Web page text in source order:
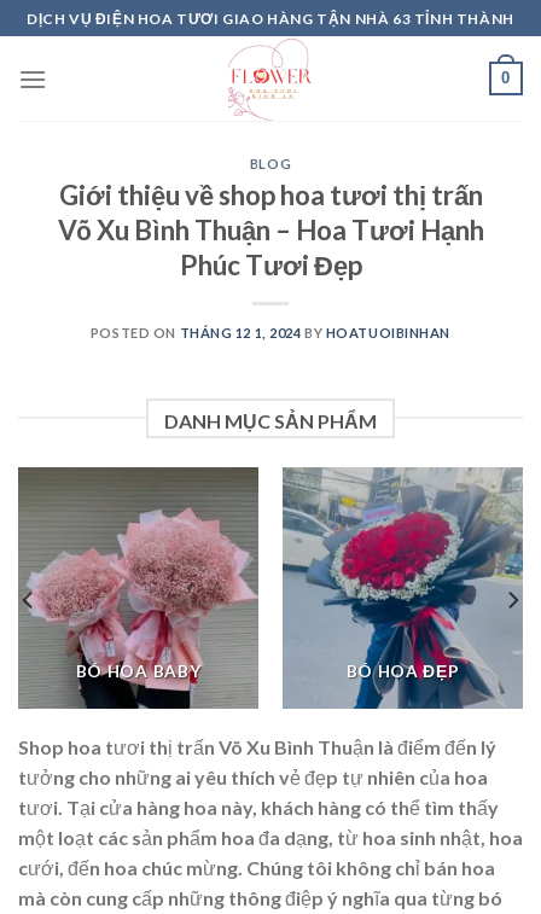
Skip
to
content
DỊCH VỤ ĐIỆN HOA TƯƠI GIAO HÀNG TẬN NHÀ 63 TỈNH THÀNH
0
BLOG
Giới thiệu về shop hoa tươi thị trấn
Võ Xu Bình Thuận – Hoa Tươi Hạnh
Phúc Tươi Đẹp
POSTED ON THÁNG 12 1, 2024 BY HOATUOIBINHAN
DANH MỤC SẢN PHẨM
BÓ HOA BABY BÓ HOA ĐẸP
Shop hoa tươi thị trấn Võ Xu Bình Thuận là điểm đến lý
tưởng cho những ai yêu thích vẻ đẹp tự nhiên của hoa
tươi. Tại cửa hàng hoa này, khách hàng có thể tìm thấy
một loạt các sản phẩm hoa đa dạng, từ hoa sinh nhật, hoa
cưới, đến hoa chúc mừng. Chúng tôi không chỉ bán hoa
mà còn cung cấp những thông điệp ý nghĩa qua từng bó